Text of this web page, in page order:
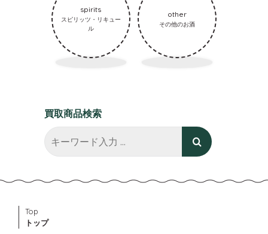
spirits
スピリッツ・リキュー
ル
other
その他のお酒
買取商品検索
Top
トップ